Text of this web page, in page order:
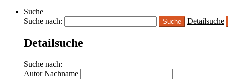
Suche
Suche nach:
Detailsuche
Detailsuche
Suche nach:
Autor Nachname